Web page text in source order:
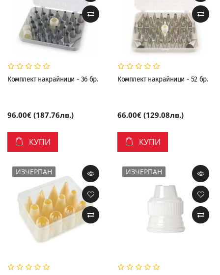
Комплект накрайници - 36 бр.
96.00€ (187.76лв.)
КУПИ
Комплект накрайници - 52 бр.
66.00€ (129.08лв.)
КУПИ
ИЗЧЕРПАН ИЗЧЕРПАН